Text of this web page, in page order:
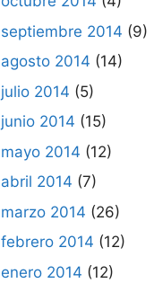
septiembre 2014 (9)
agosto 2014 (14)
julio 2014 (5)
junio 2014 (15)
mayo 2014 (12)
abril 2014 (7)
marzo 2014 (26)
febrero 2014 (12)
enero 2014 (12)